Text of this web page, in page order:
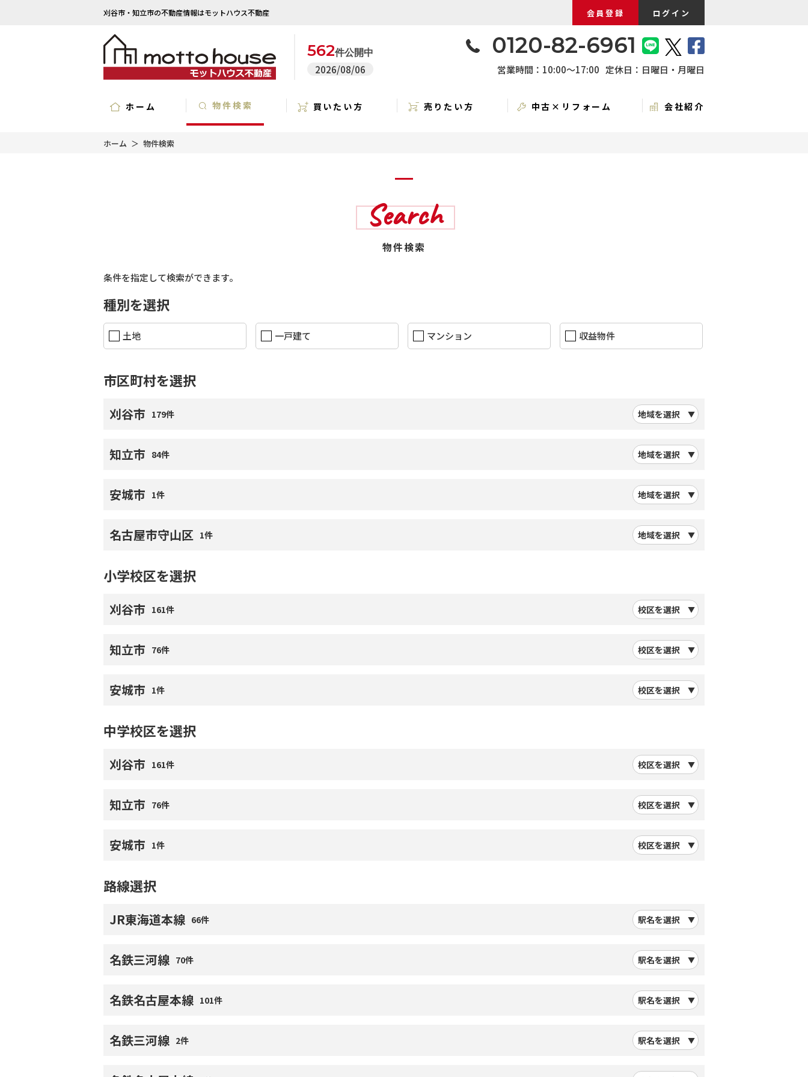
刈谷市・知立市の不動産情報はモットハウス不動産 会員登録 ログイン
562件公開中
2026/08/06
0120-82-6961
営業時間：10:00〜17:00 定休日：日曜日・月曜日
ホーム 物件検索 買いたい方 売りたい方 中古×リフォーム 会社紹介
ホーム 物件検索
Search
物件検索
条件を指定して検索ができます。
種別を選択
土地 一戸建て マンション 収益物件
市区町村を選択
刈谷市 179件 地域を選択
知立市 84件 地域を選択
安城市 1件 地域を選択
名古屋市守山区 1件 地域を選択
小学校区を選択
刈谷市 161件 校区を選択
知立市 76件 校区を選択
安城市 1件 校区を選択
中学校区を選択
刈谷市 161件 校区を選択
知立市 76件 校区を選択
安城市 1件 校区を選択
路線選択
JR東海道本線 66件 駅名を選択
名鉄三河線 70件 駅名を選択
名鉄名古屋本線 101件 駅名を選択
名鉄三河線 2件 駅名を選択